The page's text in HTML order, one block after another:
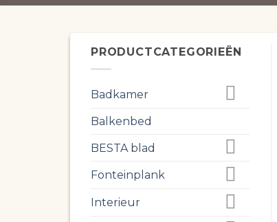
PRODUCTCATEGORIEËN
Badkamer
Balkenbed
BESTA blad
Fonteinplank
Interieur